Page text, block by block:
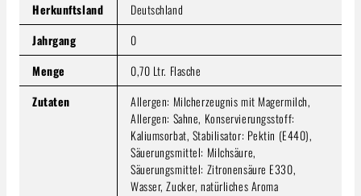
Herkunftsland
Deutschland
Jahrgang
0
Menge
0,70 Ltr. Flasche
Zutaten
Allergen: Milcherzeugnis mit Magermilch,
Allergen: Sahne, Konservierungsstoff:
Kaliumsorbat, Stabilisator: Pektin (E440),
Säuerungsmittel: Milchsäure,
Säuerungsmittel: Zitronensäure E330,
Wasser, Zucker, natürliches Aroma